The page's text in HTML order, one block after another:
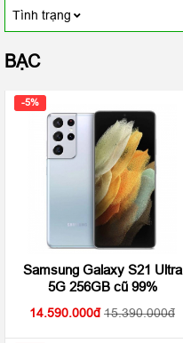
Tình trạng
BẠC
-5%
Samsung Galaxy S21 Ultra
5G 256GB cũ 99%
14.590.000 15.390.000